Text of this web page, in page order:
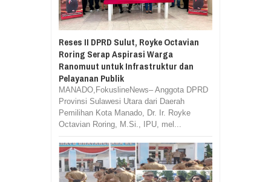
Reses II DPRD Sulut, Royke Octavian
Roring Serap Aspirasi Warga
Ranomuut untuk Infrastruktur dan
Pelayanan Publik
MANADO,FokuslineNews– Anggota DPRD
Provinsi Sulawesi Utara dari Daerah
Pemilihan Kota Manado, Dr. Ir. Royke
Octavian Roring, M.Si., IPU, mel...